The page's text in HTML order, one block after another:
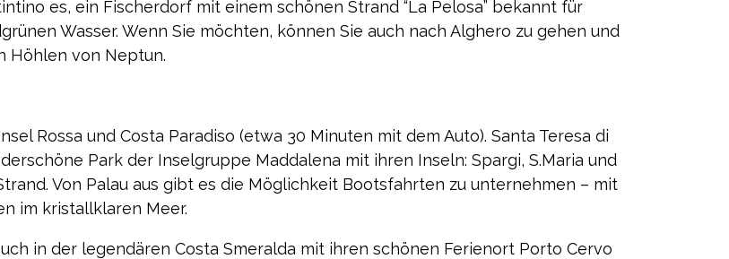
es, ein Fischerdorf mit einem schönen Strand “La Pelosa” bekannt für
Wasser. Wenn Sie möchten, können Sie auch nach Alghero zu gehen und
Höhlen von Neptun.
Rossa und Costa Paradiso (etwa 30 Minuten mit dem Auto). Santa Teresa di
Park der Inselgruppe Maddalena mit ihren Inseln: Spargi, S.Maria und
Von Palau aus gibt es die Möglichkeit Bootsfahrten zu unternehmen – mit
im kristallklaren Meer.
in der legendären Costa Smeralda mit ihren schönen Ferienort Porto Cervo